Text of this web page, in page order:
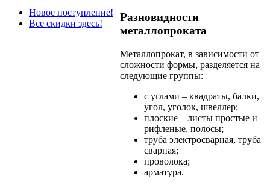
Новое поступление!
Все скидки здесь!
Разновидности
металлопроката
Металлопрокат, в зависимости от
сложности формы, разделяется на
следующие группы:
с углами – квадраты, балки,
угол, уголок, швеллер;
плоские – листы простые и
рифленые, полосы;
труба электросварная, труба
сварная;
проволока;
арматура.